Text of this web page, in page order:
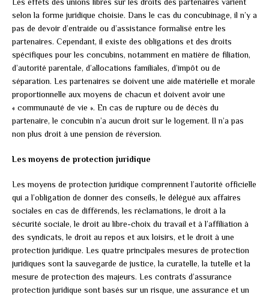
selon la forme juridique choisie. Dans le cas du concubinage, il n’y a
pas de devoir d’entraide ou d’assistance formalisé entre les
partenaires. Cependant, il existe des obligations et des droits
spécifiques pour les concubins, notamment en matière de filiation,
d’autorité parentale, d’allocations familiales, d’impôt ou de
séparation. Les partenaires se doivent une aide matérielle et morale
proportionnelle aux moyens de chacun et doivent avoir une
« communauté de vie ». En cas de rupture ou de décès du
partenaire, le concubin n’a aucun droit sur le logement. Il n’a pas
non plus droit à une pension de réversion.
Les moyens de protection juridique
Les moyens de protection juridique comprennent l’autorité officielle
qui a l’obligation de donner des conseils, le délégué aux affaires
sociales en cas de différends, les réclamations, le droit à la
sécurité sociale, le droit au libre-choix du travail et à l’affiliation à
des syndicats, le droit au repos et aux loisirs, et le droit à une
protection juridique. Les quatre principales mesures de protection
juridiques sont la sauvegarde de justice, la curatelle, la tutelle et la
mesure de protection des majeurs. Les contrats d’assurance
protection juridique sont basés sur un risque, une assurance et un